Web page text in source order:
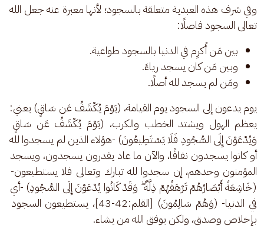
وفي شرف هذه العبدية متعلقة بالسجود؛ لأنها معبرة عنه جعل الله
تعالى السجود فاصلًا:
بين مَن أُكرِم في الدنيا بالسجود طواعية.
وبين مَن كان يسجد رياءً.
ومَن لم يسجد لله أصلًا.
يوم يدعون إلى السجود يوم القيامة، (يَوْمَ يُكْشَفُ عَن سَاقٍ) يعني:
يعظم الهول ويشتد الخطب والكرب، (يَوْمَ يُكْشَفُ عَن سَاقٍ
وَيُدْعَوْنَ إِلَى السُّجُودِ فَلَا يَسْتَطِيعُونَ) -هؤلاء الذين لم يسجدوا لله
أو كانوا يسجدون نفاقًا، والآن ما عاد يقدرون يسجدون، ويسجد
المؤمنون وحدهم، إن سجدوا لله تبارك وتعالى فلا يستطيعون-
(خَاشِعَةً أَبْصَارُهُمْ تَرْهَقُهُمْ ذِلَّةٌ ۖ وَقَدْ كَانُوا يُدْعَوْنَ إِلَى السُّجُودِ) -أي
في الدنيا- (وَهُمْ سَالِمُونَ) [القلم:42-43]، يستطيعون السجود
بإخلاص وصدق، ولكن يوفق الله من يشاء.